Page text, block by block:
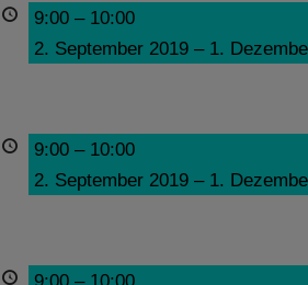
9:00 – 10:00
2. September 2019 – 1.
9:00 – 10:00
2. September 2019 – 1.